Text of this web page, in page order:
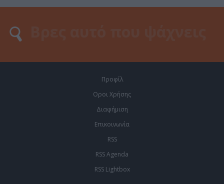
Προφίλ
Οροι Χρήσης
Διαφήμιση
Επικοινωνία
RSS
RSS Agenda
RSS Lightbox